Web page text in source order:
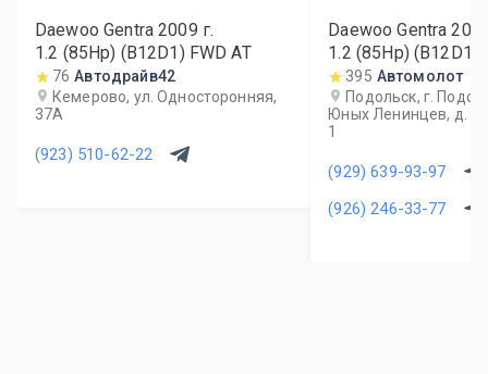
Daewoo Gentra 2009 г.
1.2 (85Hp) (B12D1) FWD AT
76 Автодрайв42
Кемерово, ул. Односторонняя,
37А
(923) 510-62-22
Daewoo Gentra
1.2 (85Hp) (B12D1)
395 Автомолот
Подольск, г.
Юных Ленинцев, д.
1
(929) 639-93-97
(926) 246-33-77